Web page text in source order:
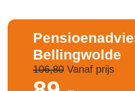
Bellingwolde
106,80Vanaf prijs